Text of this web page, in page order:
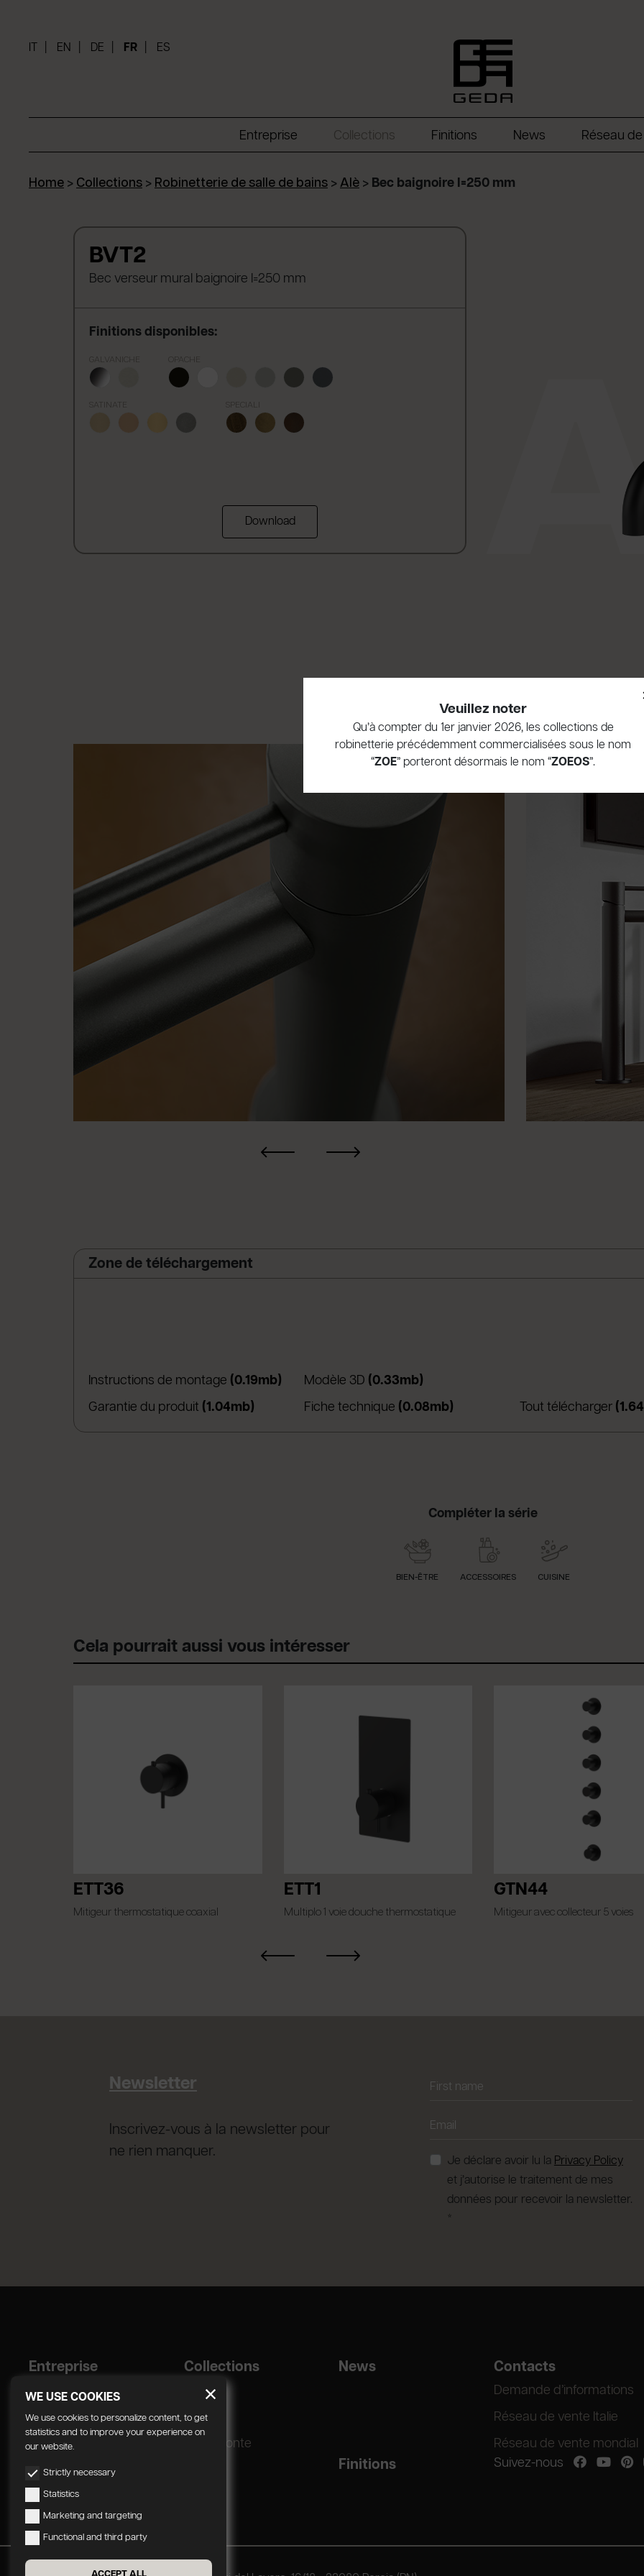
EN DE FR ES
Entreprise Collections Finitions News Réseau
Home > Collections > Robinetterie de salle de bains > Alè > Bec baignoire l=250 mm
BVT2
Bec verseur mural baignoire l=250 mm
Finitions disponibles:
GALVANICHE
SATINATE
Download
Zone de téléchargement
Instructions de montage (0.19mb) (apre in una nuova scheda)
Garantie du produit (1.04mb) (apre in una nuova scheda)
Modèle 3D (0.33mb)
Fiche technique (0.08mb) (apre in una nuova scheda)
Tout télécharger
Compléter la série
BIEN-ÊTRE ACCESSOIRES CUISINE
Cela pourrait aussi vous intéresser
ETT36
Mitigeur thermostatique coaxial
ETT1
Multiplo 1 voie douche thermostatique
GTN44
Mitigeur avec collecteur 5 voies
Newsletter
Inscrivez-vous à la newsletter pour
ne rien manquer.
Je déclare avoir lu la Privacy Policy
et j’autorise le traitement de mes
données pour recevoir la newsletter.
*
Entreprise
Designer
Corporate
Processus de
Collections
Geda
Radomonte
News
Finitions
Contacts
Demande d’informations
Réseau de vente Italie
Réseau de vente mondial
Suivez-nous
Veuillez noter
Qu’à compter du 1er janvier 2026, les collections de
robinetterie précédemment commercialisées sous le nom
“ZOE” porteront désormais le nom “ZOEOS”.
WE USE COOKIES
We use cookies to personalize content, to get
statistics and to improve your experience on
our website.
Strictly necessary
Statistics
Marketing and targeting
Functional and third party